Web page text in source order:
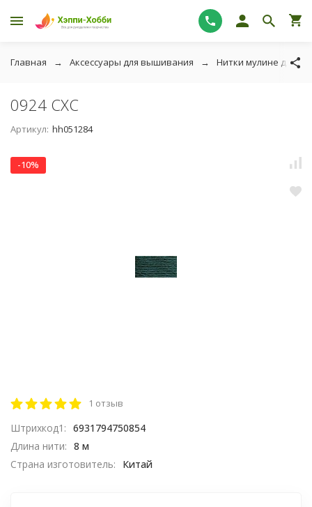
Главная Аксессуары для вышивания Нитки мулине для
0924 СХС
Артикул: hh051284
-10%
1 отзыв
Штрихкод1: 6931794750854
Длина нити: 8 м
Страна изготовитель:
Китай